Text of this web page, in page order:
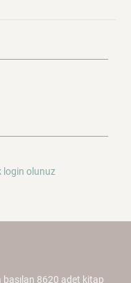
login olunuz
8620 adet kitap